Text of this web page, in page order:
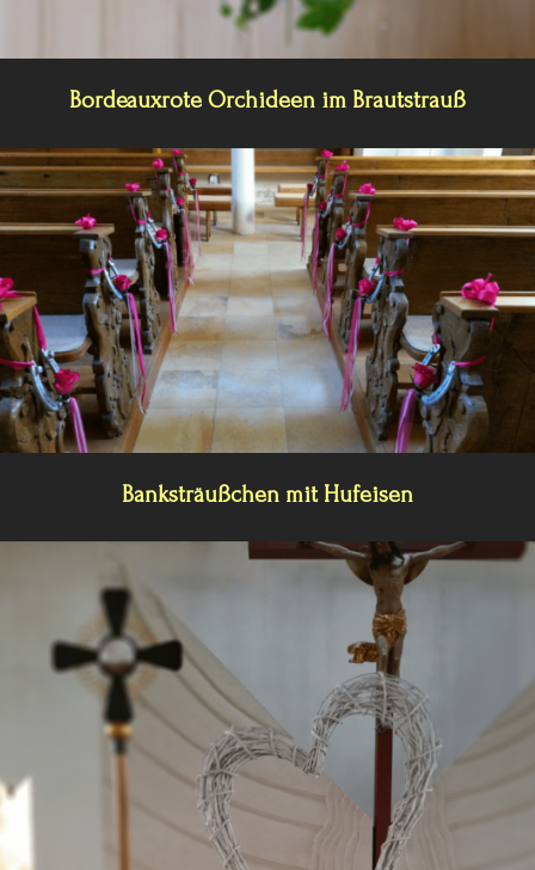
Bordeauxrote Orchideen im Brautstrauß
Banksträußchen mit Hufeisen